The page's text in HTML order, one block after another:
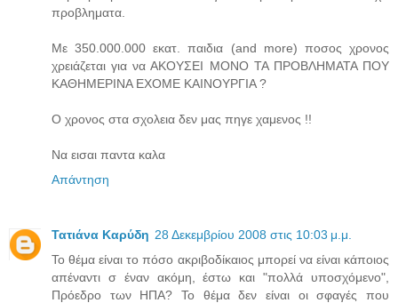
προβληματα.
Με 350.000.000 εκατ. παιδια (and more) ποσος χρονος
χρειάζεται για να ΑΚΟΥΣΕΙ ΜΟΝΟ ΤΑ ΠΡΟΒΛΗΜΑΤΑ ΠΟΥ
ΚΑΘΗΜΕΡΙΝΑ ΕΧΟΜΕ ΚΑΙΝΟΥΡΓΙΑ ?
Ο χρονος στα σχολεια δεν μας πηγε χαμενος !!
Να εισαι παντα καλα
Απάντηση
Τατιάνα Καρύδη 28 Δεκεμβρίου 2008 στις 10:03 μ.μ.
Το θέμα είναι το πόσο ακριβοδίκαιος μπορεί να είναι κάποιος
απέναντι σ έναν ακόμη, έστω και "πολλά υποσχόμενο",
Πρόεδρο των ΗΠΑ? Το θέμα δεν είναι οι σφαγές που